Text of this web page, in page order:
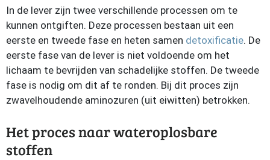
In de lever zijn twee verschillende processen om te
kunnen ontgiften. Deze processen bestaan uit een
eerste en tweede fase en heten samen detoxificatie. De
eerste fase van de lever is niet voldoende om het
lichaam te bevrijden van schadelijke stoffen. De tweede
fase is nodig om dit af te ronden. Bij dit proces zijn
zwavelhoudende aminozuren (uit eiwitten) betrokken.
Het proces naar wateroplosbare
stoffen